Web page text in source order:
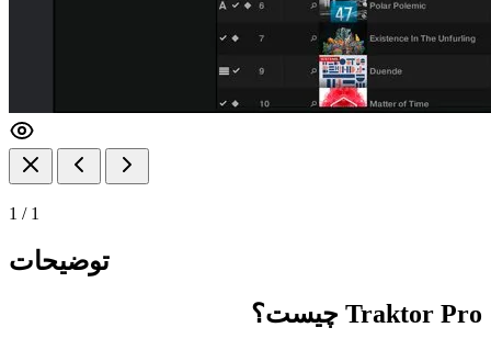
1 / 1
توضیحات
Traktor Pro چیست؟